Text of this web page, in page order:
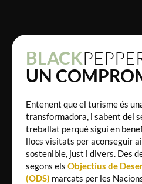
BLACK
UN
Entenent que el turisme és
transformadora, i sabent del
treballat perquè sigui en
llocs visitats per aconseguir
sostenible, just i divers. Des
segons els Objectius de
(ODS) marcats per les